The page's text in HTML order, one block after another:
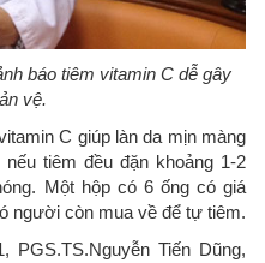
báo tiêm vitamin C dễ gây
vệ.
C giúp làn da mịn màng
tiêm đều đặn khoảng 1-2
Một hộp có 6 ống có giá
người còn mua về để tự tiêm.
PGS.TS.Nguyễn Tiến Dũng,